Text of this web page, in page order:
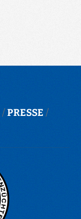
/PRESSE /